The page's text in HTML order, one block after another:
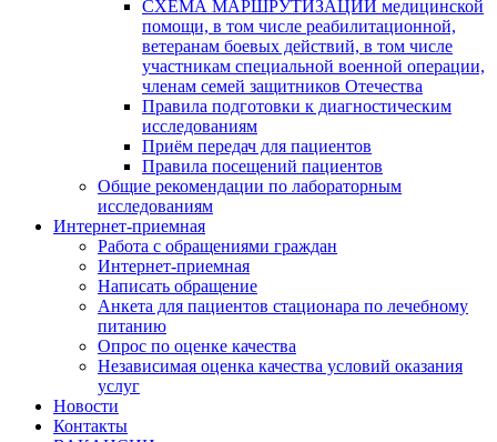
СХЕМА МАРШРУТИЗАЦИИ медицинской
помощи, в том числе реабилитационной,
ветеранам боевых действий, в том числе
участникам специальной военной операции,
членам семей защитников Отечества
Правила подготовки к диагностическим
исследованиям
Приём передач для пациентов
Правила посещений пациентов
Общие рекомендации по лабораторным
исследованиям
Интернет-приемная
Работа с обращениями граждан
Интернет-приемная
Написать обращение
Анкета для пациентов стационара по лечебному
питанию
Опрос по оценке качества
Независимая оценка качества условий оказания
услуг
Новости
Контакты